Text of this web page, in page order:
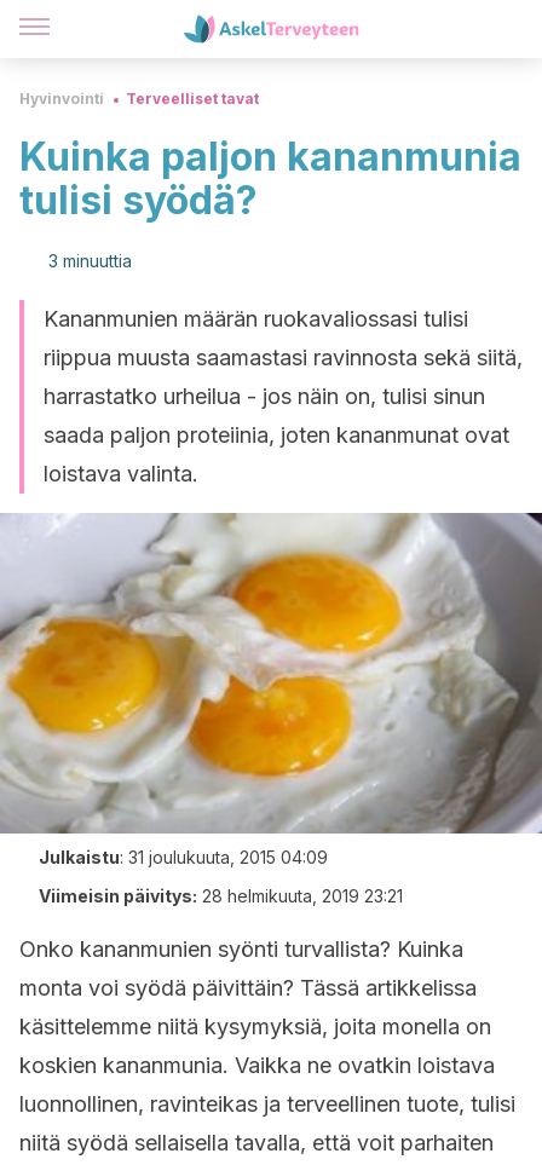
Hyvinvointi Terveelliset tavat
Kuinka paljon kananmunia
tulisi syödä?
3 minuuttia
Kananmunien määrän ruokavaliossasi tulisi
riippua muusta saamastasi ravinnosta sekä siitä,
harrastatko urheilua - jos näin on, tulisi sinun
saada paljon proteiinia, joten kananmunat ovat
loistava valinta.
Julkaistu: 31 joulukuuta, 2015 04:09
Viimeisin päivitys: 28 helmikuuta, 2019 23:21
Onko kananmunien syönti turvallista? Kuinka
monta voi syödä päivittäin? Tässä artikkelissa
käsittelemme niitä kysymyksiä, joita monella on
koskien kananmunia. Vaikka ne ovatkin loistava
luonnollinen, ravinteikas ja terveellinen tuote, tulisi
niitä syödä sellaisella tavalla, että voit parhaiten